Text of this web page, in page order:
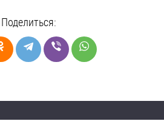
Поделиться: